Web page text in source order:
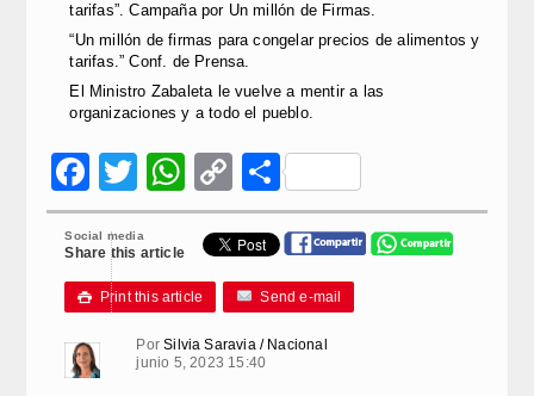
tarifas”. Campaña por Un millón de Firmas.
“Un millón de firmas para congelar precios de alimentos y
tarifas.” Conf. de Prensa.
El Ministro Zabaleta le vuelve a mentir a las
organizaciones y a todo el pueblo.
Facebook
Twitter
WhatsApp
Copy
Link
Compartir
Social media
Share this article
 Print this article Send e-mail
PorSilvia Saravia / Nacional
junio 5, 2023 15:40